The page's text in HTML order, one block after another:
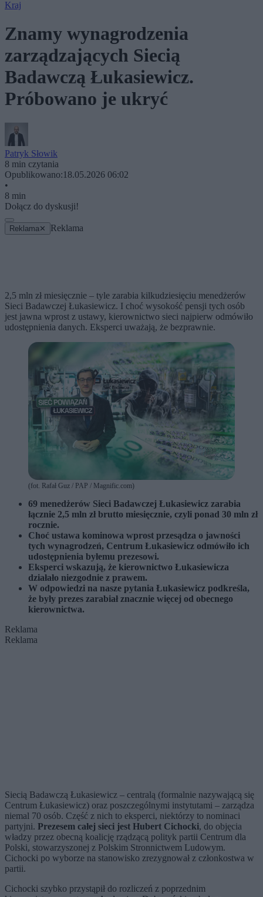
Kraj
Znamy wynagrodzenia
zarządzających Siecią
Badawczą Łukasiewicz.
Próbowano je ukryć
Patryk Słowik
8 min czytania
Opublikowano:18.05.2026 06:02
•
8 min
Dołącz do dyskusji!
Reklama ✕ Reklama
2,5 mln zł miesięcznie – tyle zarabia kilkudziesięciu menedżerów
Sieci Badawczej Łukasiewicz. I choć wysokość pensji tych osób
jest jawna wprost z ustawy, kierownictwo sieci najpierw odmówiło
udostępnienia danych. Eksperci uważają, że bezprawnie.
(fot. Rafał Guz / PAP / Magnific.com)
69 menedżerów Sieci Badawczej Łukasiewicz zarabia
łącznie 2,5 mln zł brutto miesięcznie, czyli ponad 30 mln zł
rocznie.
Choć ustawa kominowa wprost przesądza o jawności
tych wynagrodzeń, Centrum Łukasiewicz odmówiło ich
udostępnienia byłemu prezesowi.
Eksperci wskazują, że kierownictwo Łukasiewicza
działało niezgodnie z prawem.
W odpowiedzi na nasze pytania Łukasiewicz podkreśla,
że były prezes zarabiał znacznie więcej od obecnego
kierownictwa.
Reklama
Reklama
Siecią Badawczą Łukasiewicz – centralą (formalnie nazywającą się
Centrum Łukasiewicz) oraz poszczególnymi instytutami – zarządza
niemal 70 osób. Część z nich to eksperci, niektórzy to nominaci
partyjni. Prezesem całej sieci jest Hubert Cichocki, do objęcia
władzy przez obecną koalicję rządzącą polityk partii Centrum dla
Polski, stowarzyszonej z Polskim Stronnictwem Ludowym.
Cichocki po wyborze na stanowisko zrezygnował z członkostwa w
partii.
Cichocki szybko przystąpił do rozliczeń z poprzednim